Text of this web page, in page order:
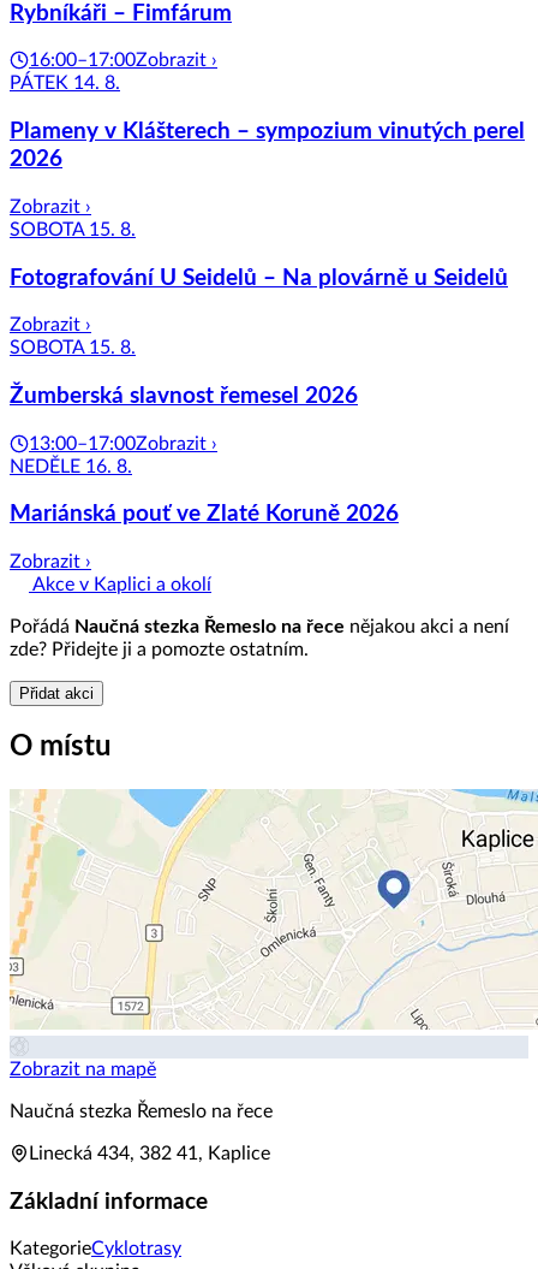
Rybníkáři – Fimfárum
16:00–17:00Zobrazit ›
PÁTEK 14. 8.
Plameny v Klášterech – sympozium vinutých perel
2026
Zobrazit ›
SOBOTA 15. 8.
Fotografování U Seidelů – Na plovárně u Seidelů
Zobrazit ›
SOBOTA 15. 8.
Žumberská slavnost řemesel 2026
13:00–17:00Zobrazit ›
NEDĚLE 16. 8.
Mariánská pouť ve Zlaté Koruně 2026
Zobrazit ›
Akce v Kaplici a okolí
Pořádá Naučná stezka Řemeslo na řece nějakou akci a není
zde? Přidejte ji a pomozte ostatním.
Přidat akci
O místu
Zobrazit na mapě
Naučná stezka Řemeslo na řece
Linecká 434, 382 41, Kaplice
Základní informace
KategorieCyklotrasy